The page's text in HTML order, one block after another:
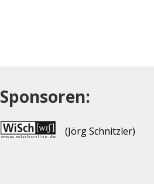
Sponsoren:
(Jörg Schnitzler)